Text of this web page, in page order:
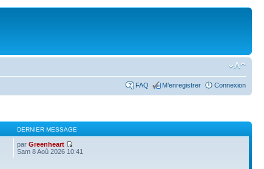
FAQ M’enregistrer Connexion
DERNIER MESSAGE
parGreenheart
Sam 8 Aoû 2026 10:41